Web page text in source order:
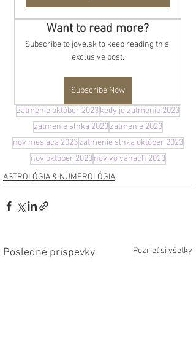
Want to read more?
Subscribe to jove.sk to keep reading this
exclusive post.
Subscribe Now
zatmenie október 2023 kedy je zatmenie 2023
zatmenie slnka 2023 zatmenie 2023
nov mesiaca 2023 zatmenie slnka október 2023
nov október 2023 nov vo váhach 2023
ASTROLÓGIA & NUMEROLÓGIA
Posledné príspevky Pozrieť si všetky